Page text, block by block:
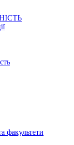
факультети